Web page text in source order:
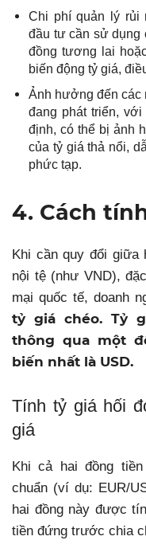
Chi phí quản lý rủi
đầu tư cần sử dụng
đồng tương lai
biến động tỷ giá,
Ảnh hưởng đến các
đang phát triển,
định, có thể bị ảnh
của tỷ giá thả nổi,
phức tạp.
4. Cách
Khi cần quy đổi giữa
nội tệ (như VND),
mại quốc tế, doanh
tỷ giá chéo. Tỷ
thông qua một
biến nhất là USD.
Tính tỷ giá hối
giá
Khi cả hai đồng
chuẩn (ví dụ: EUR/
hai đồng này được
tiền đứng trước chia